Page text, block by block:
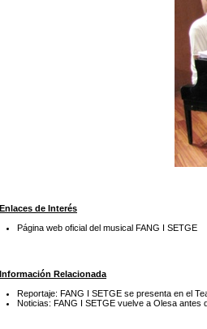
Enlaces de Interés
Página web oficial del musical FANG I SETGE
Información Relacionada
Reportaje: FANG I SETGE se presenta en el
Noticias: FANG I SETGE vuelve a Olesa antes